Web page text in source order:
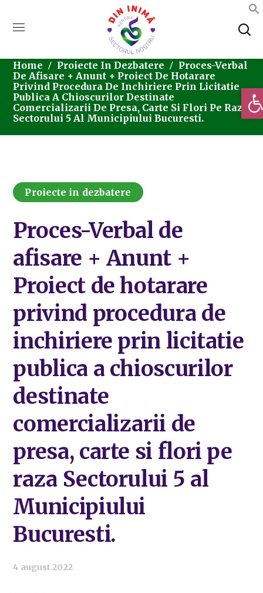
Home Proiecte In Dezbatere
Proces-Verbal
De Afisare + Anunt + Proiect De Hotarare
Privind Procedura De Inchiriere Prin Licitatie
Publica A Chioscurilor Destinate
Comercializarii De Presa, Carte Si Flori Pe Raza
Sectorului 5 Al Municipiului Bucuresti.
Proiecte in dezbatere
Proces-Verbal de
afisare + Anunt +
Proiect de hotarare
privind procedura de
inchiriere prin licitatie
publica a chioscurilor
destinate
comercializarii de
presa, carte si flori pe
raza Sectorului 5 al
Municipiului
Bucuresti.
4 august 2022